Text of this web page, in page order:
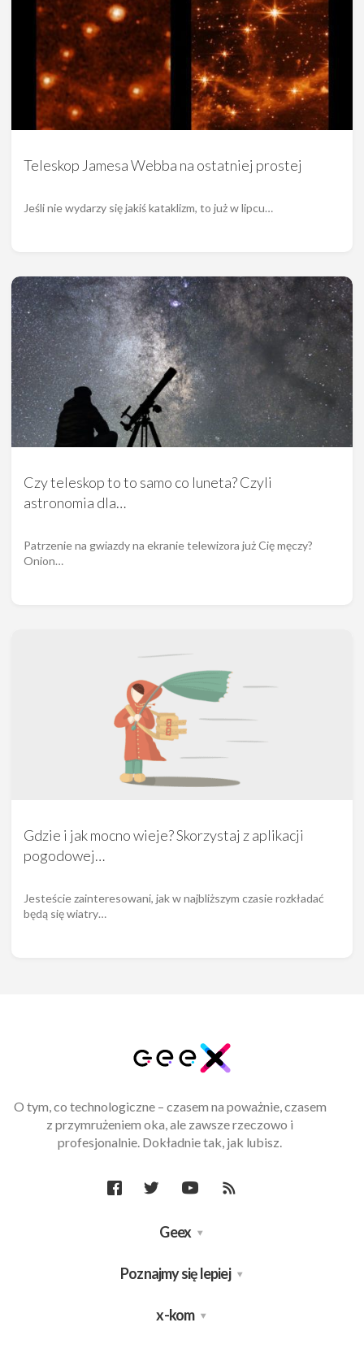
Teleskop Jamesa Webba na ostatniej prostej
Jeśli nie wydarzy się jakiś kataklizm, to już w lipcu…
Czy teleskop to to samo co luneta? Czyli
astronomia dla…
Patrzenie na gwiazdy na ekranie telewizora już Cię męczy?
Onion…
Gdzie i jak mocno wieje? Skorzystaj z aplikacji
pogodowej…
Jesteście zainteresowani, jak w najbliższym czasie rozkładać
będą się wiatry…
O tym, co technologiczne – czasem na poważnie, czasem
z przymrużeniem oka, ale zawsze rzeczowo i
profesjonalnie. Dokładnie tak, jak lubisz.
Geex
Poznajmy się lepiej
x-kom